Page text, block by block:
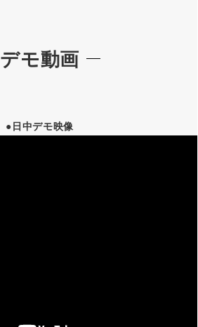
デモ動画
●日中デモ映像